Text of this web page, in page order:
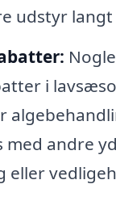
udstyr
i
med andre
eller